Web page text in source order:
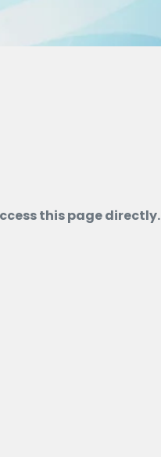
this page directly.